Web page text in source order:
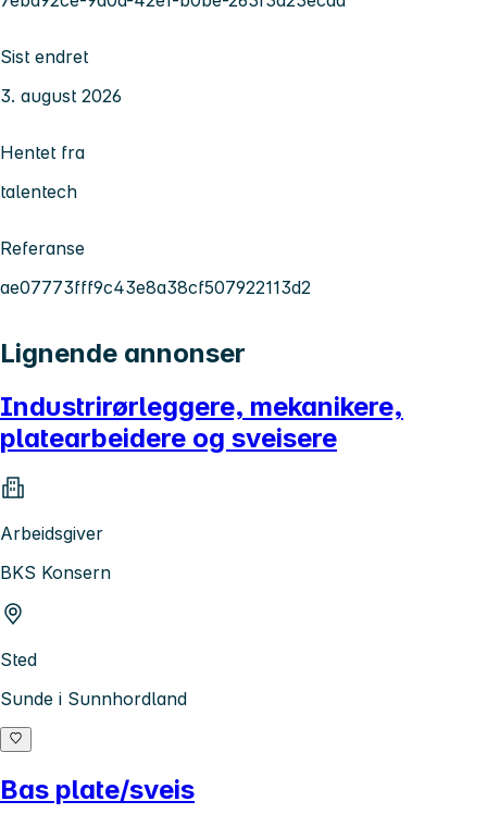
Sist endret
3. august 2026
Hentet fra
talentech
Referanse
ae07773fff9c43e8a38cf507922113d2
Lignende annonser
Industrirørleggere, mekanikere,
platearbeidere og sveisere
Arbeidsgiver
BKS Konsern
Sted
Sunde i Sunnhordland
Bas plate/sveis